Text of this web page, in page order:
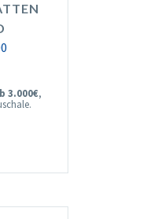
bis
€40,00
3.000€,